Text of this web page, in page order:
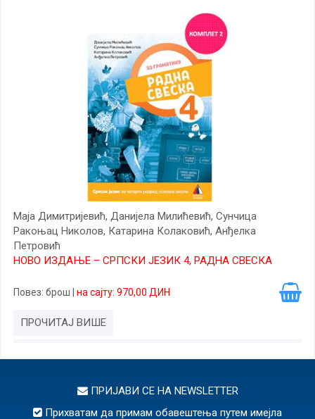
Маја Димитријевић, Данијела Милићевић, Сунчица
Ракоњац Николов, Катарина Колаковић, Анђелка
Петровић
НОВО ИЗДАЊЕ – СРПСКИ ЈЕЗИК 4, РАДНА СВЕСКА
Повез: брош на сајту: 970,00 ДИН
ПРОЧИТАЈ ВИШЕ
ПРИЈАВИ СЕ НА NEWSLETTER
Прихватам да примам обавештења путем имејла